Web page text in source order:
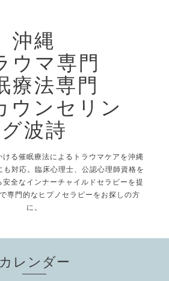
沖縄
ウマ専門
療法専門
ウンセリン
グ波詩
る催眠療法によるトラウマケアを沖縄
対応。臨床心理士、公認心理師資格を
全なインナーチャイルドセラピーを提
専門的なヒプノセラピーをお探しの方
に。
カレンダー